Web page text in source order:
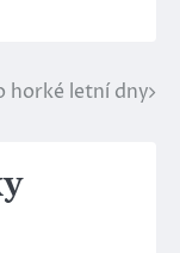
horké letní dny